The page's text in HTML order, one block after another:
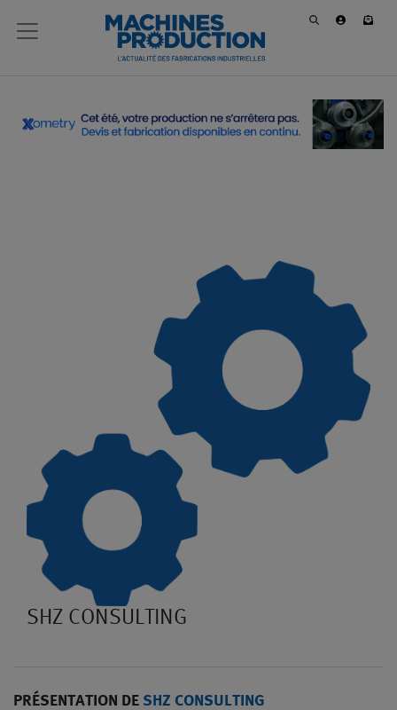
SHZ CONSULTING
PRÉSENTATION DE SHZ CONSULTING